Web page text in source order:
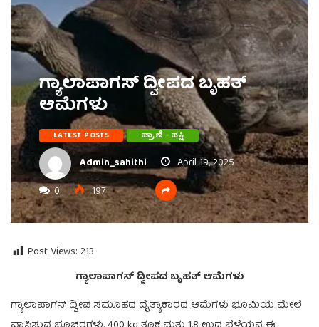
ಗ್ಯಾಲಾಪಾಗಸ್ ದ್ವೀಪದ ಬೃಹತ್
ಆಮೆಗಳು
LATEST POSTS ಪ್ರಾಣಿ - ಪಕ್ಷಿ
Admin_sahithi
April 19, 2025
0
197
Post Views: 213
ಗ್ಯಾಲಾಪಾಗಸ್ ದ್ವೀಪದ ಬೃಹತ್ ಆಮೆಗಳು
ಗ್ಯಾಲಾಪಾಗಸ್ ದ್ವೀಪ ಸಮೂಹದ ದೈತ್ಯಾಕಾರದ ಆಮೆಗಳು ಭೂಮಿಯ ಮೇಲೆ